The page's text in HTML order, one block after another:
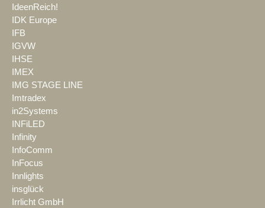
IdeenReich!
IDK Europe
IFB
IGVW
IHSE
IMEX
IMG STAGE LINE
Imtradex
in2Systems
INFiLED
Infinity
InfoComm
InFocus
Innlights
insglück
Irrlicht GmbH